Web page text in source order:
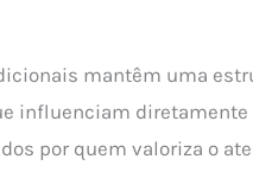
mantêm uma
influenciam diretamente
por quem valoriza o